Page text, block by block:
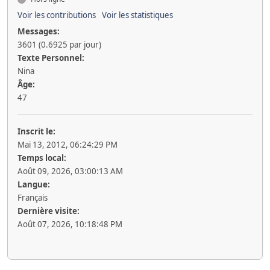
Voir les contributions Voir les statistiques
Messages:
3601 (0.6925 par jour)
Texte Personnel:
Nina
Âge:
47
Inscrit le:
Mai 13, 2012, 06:24:29 PM
Temps local:
Août 09, 2026, 03:00:13 AM
Langue:
Français
Dernière visite:
Août 07, 2026, 10:18:48 PM